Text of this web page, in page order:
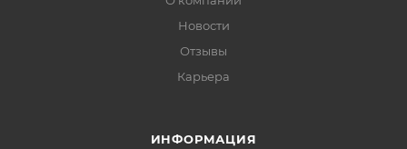
Новости
Отзывы
Карьера
ИНФОРМАЦИЯ